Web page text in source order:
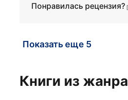
Понравилась рецензия?
Показать еще 5
Книги из жанра